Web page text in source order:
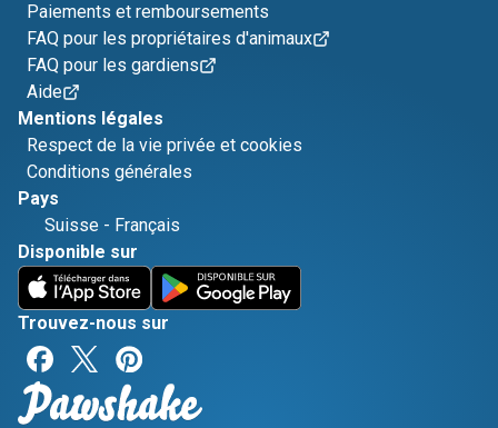
Paiements et remboursements
FAQ pour les propriétaires d'animaux
FAQ pour les gardiens
Aide
Mentions légales
Respect de la vie privée et cookies
Conditions générales
Pays
Suisse - Français
Disponible sur
Trouvez-nous sur